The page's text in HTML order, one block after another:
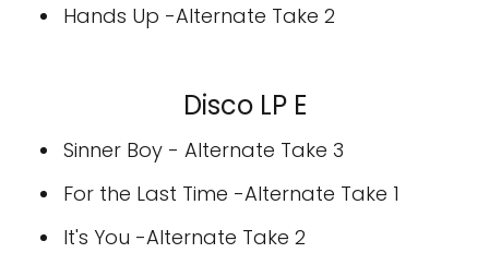
Hands Up -Alternate Take 2
Disco LP E
Sinner Boy - Alternate Take 3
For the Last Time -Alternate Take 1
It's You -Alternate Take 2